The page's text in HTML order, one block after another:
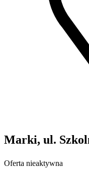
Marki, ul.
Oferta nieaktywna